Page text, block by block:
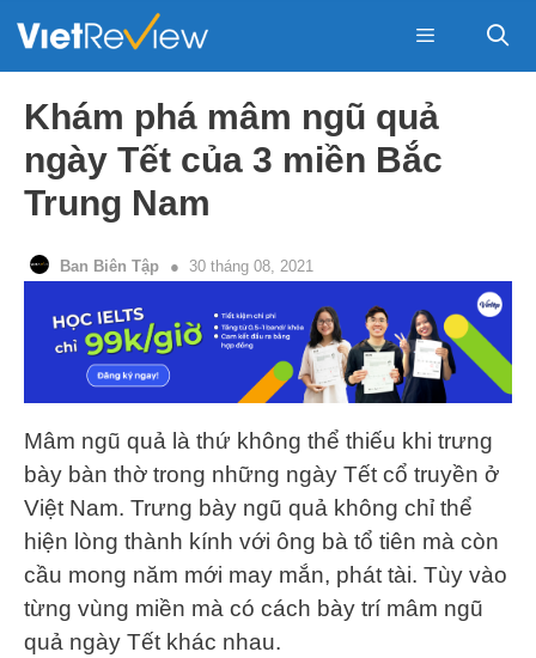
Menu
Khám phá mâm ngũ quả
ngày Tết của 3 miền Bắc
Trung Nam
Ban Biên Tập 30 tháng 08, 2021
Mâm ngũ quả là thứ không thể thiếu khi trưng
bày bàn thờ trong những ngày Tết cổ truyền ở
Việt Nam. Trưng bày ngũ quả không chỉ thể
hiện lòng thành kính với ông bà tổ tiên mà còn
cầu mong năm mới may mắn, phát tài. Tùy vào
từng vùng miền mà có cách bày trí mâm ngũ
quả ngày Tết khác nhau.